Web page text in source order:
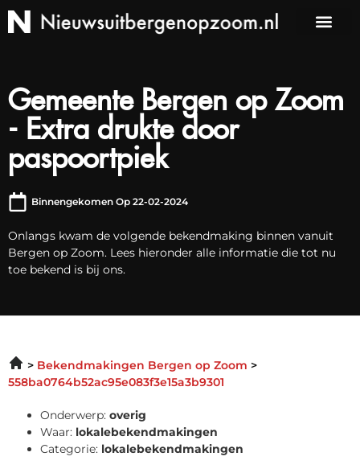
Gemeente Bergen op Zoom
- Extra drukte door
paspoortpiek
Binnengekomen Op 22-02-2024
Onlangs kwam de volgende bekendmaking binnen vanuit
Bergen op Zoom. Lees hieronder alle informatie die tot nu
toe bekend is bij ons.
Bekendmakingen Bergen op Zoom
558ba0764b52ac95e083f3e15a3b9301
Onderwerp: overig
Waar: lokalebekendmakingen
Categorie: lokalebekendmakingen